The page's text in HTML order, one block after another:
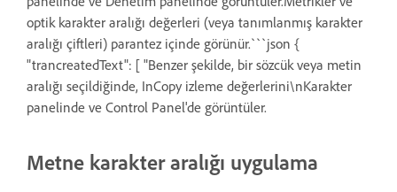
optik karakter aralığı değerleri (veya tanımlanmış karakter
aralığı çiftleri) parantez içinde görünür.```json {
"trancreatedText": [ "Benzer şekilde, bir sözcük veya metin
aralığı seçildiğinde, InCopy izleme değerlerini\nKarakter
panelinde ve Control Panel'de görüntüler.
Metne karakter aralığı uygulama